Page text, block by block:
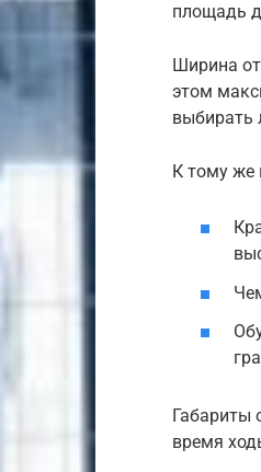
площадь
Ширина
этом
выбирать
К тому же
Габариты
время